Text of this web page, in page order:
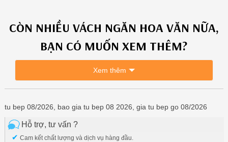
CÒN NHIỀU VÁCH NGĂN HOA VĂN NỮA,
BẠN CÓ MUỐN XEM THÊM?
Xem thêm
tu bep 08/2026, bao gia tu bep 08 2026, gia tu bep go 08/2026
Hỗ trợ, tư vấn ?
✔ Cam kết chất lượng và dịch vụ hàng đầu.